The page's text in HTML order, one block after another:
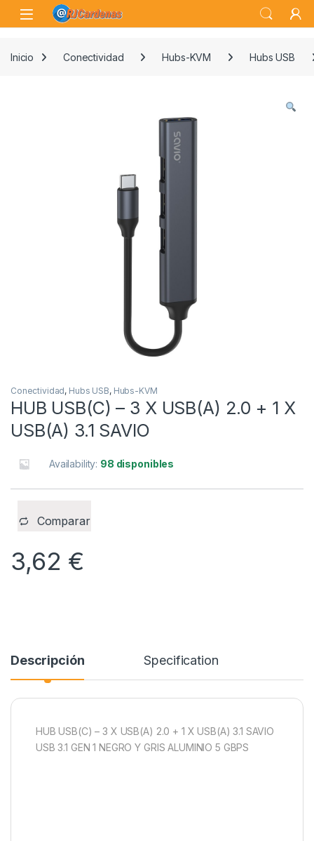
Skip to navigation
Skip to content
Open
Inicio Conectividad Hubs-KVM Hubs USB
Conectividad, Hubs USB, Hubs-KVM
HUB USB(C) – 3 X USB(A) 2.0 + 1 X
USB(A) 3.1 SAVIO
Availability: 98 disponibles
Comparar
3,62 €
Descripción Specification
HUB USB(C) – 3 X USB(A) 2.0 + 1 X USB(A) 3.1 SAVIO
USB 3.1 GEN 1 NEGRO Y GRIS ALUMINIO 5 GBPS